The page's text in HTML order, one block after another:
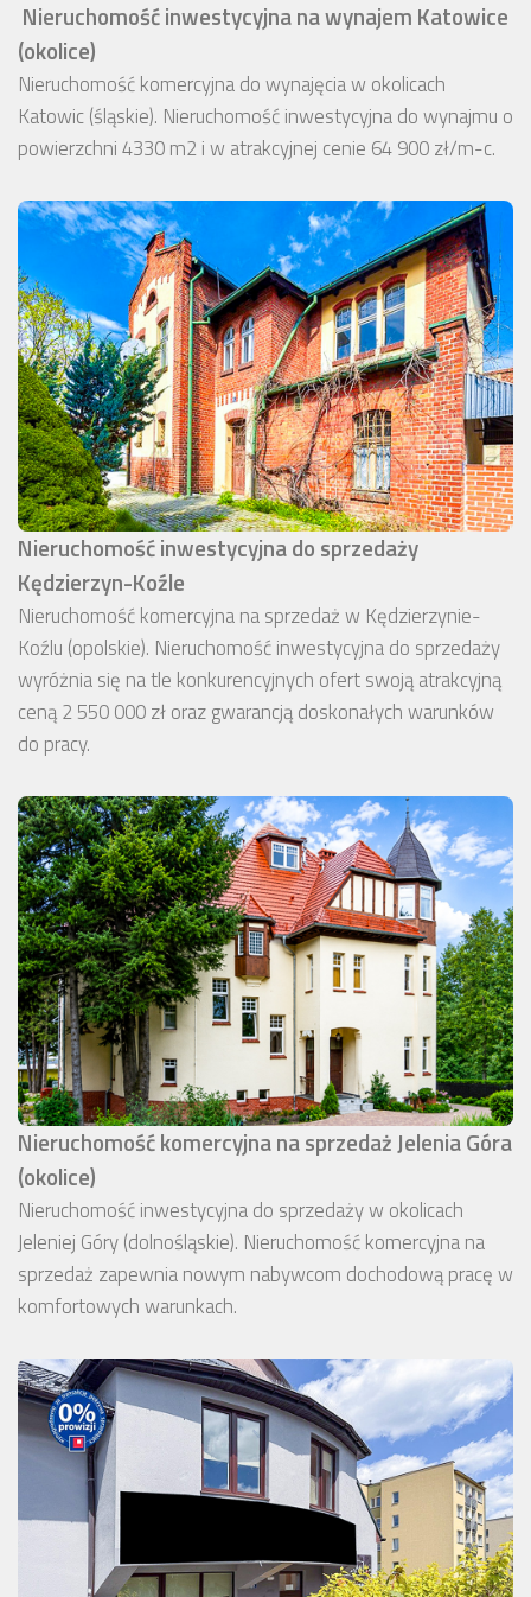
Nieruchomość inwestycyjna na wynajem Katowice
(okolice)
Nieruchomość komercyjna do wynajęcia w okolicach
Katowic (śląskie). Nieruchomość inwestycyjna do wynajmu o
powierzchni 4330 m2 i w atrakcyjnej cenie 64 900 zł/m-c.
Nieruchomość inwestycyjna do sprzedaży
Kędzierzyn-Koźle
Nieruchomość komercyjna na sprzedaż w Kędzierzynie-
Koźlu (opolskie). Nieruchomość inwestycyjna do sprzedaży
wyróżnia się na tle konkurencyjnych ofert swoją atrakcyjną
ceną 2 550 000 zł oraz gwarancją doskonałych warunków
do pracy.
Nieruchomość komercyjna na sprzedaż Jelenia Góra
(okolice)
Nieruchomość inwestycyjna do sprzedaży w okolicach
Jeleniej Góry (dolnośląskie). Nieruchomość komercyjna na
sprzedaż zapewnia nowym nabywcom dochodową pracę w
komfortowych warunkach.